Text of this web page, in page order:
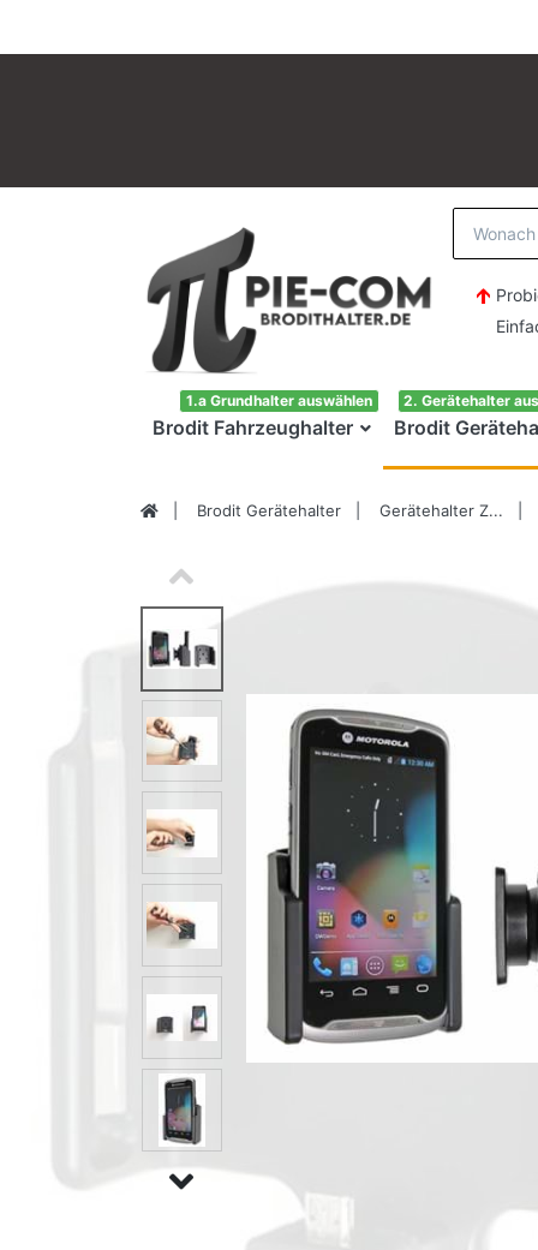
Einfach
Brodit Fahrzeughalter
1.a Grundhalter auswählen
Brodit
2. Gerätehalter
Brodit Gerätehalter Gerätehalter Z...